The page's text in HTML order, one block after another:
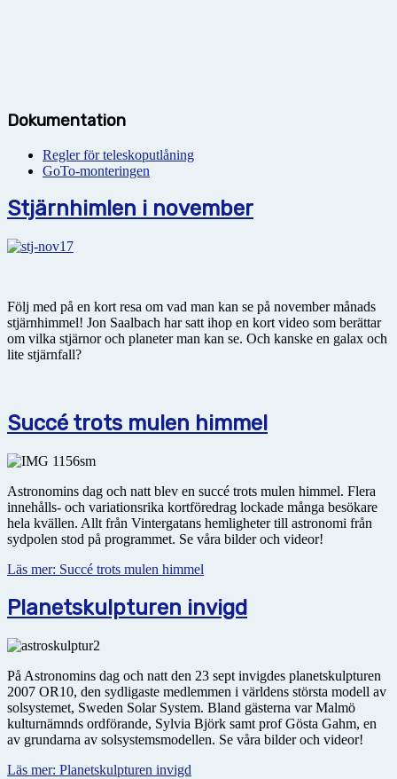
Dokumentation
Regler för teleskoputlåning
GoTo-monteringen
Stjärnhimlen i november
Följ med på en kort resa om vad man kan se på november månads
stjärnhimmel! Jon Saalbach har satt ihop en kort video som berättar
om vilka stjärnor och planeter man kan se. Och kanske en galax och
lite stjärnfall?
Succé trots mulen himmel
Astronomins dag och natt blev en succé trots mulen himmel. Flera
innehålls- och variationsrika kortföredrag lockade många besökare
hela kvällen. Allt från Vintergatans hemligheter till astronomi från
sydpolen stod på programmet. Se våra bilder och videor!
Läs mer: Succé trots mulen himmel
Planetskulpturen invigd
På Astronomins dag och natt den 23 sept invigdes planetskulpturen
2007 OR10, den sydligaste medlemmen i världens största modell av
solsystemet, Sweden Solar System. Bland gästerna var Malmö
kulturnämnds ordförande, Sylvia Björk samt prof Gösta Gahm, en
av grundarna av solsystemsmodellen. Se våra bilder och videor!
Läs mer: Planetskulpturen invigd